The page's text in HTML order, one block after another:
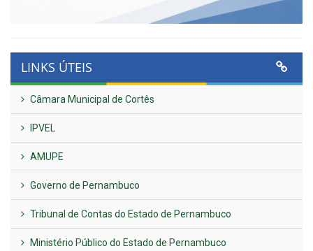
LINKS ÚTEIS
Câmara Municipal de Cortês
IPVEL
AMUPE
Governo de Pernambuco
Tribunal de Contas do Estado de Pernambuco
Ministério Público do Estado de Pernambuco